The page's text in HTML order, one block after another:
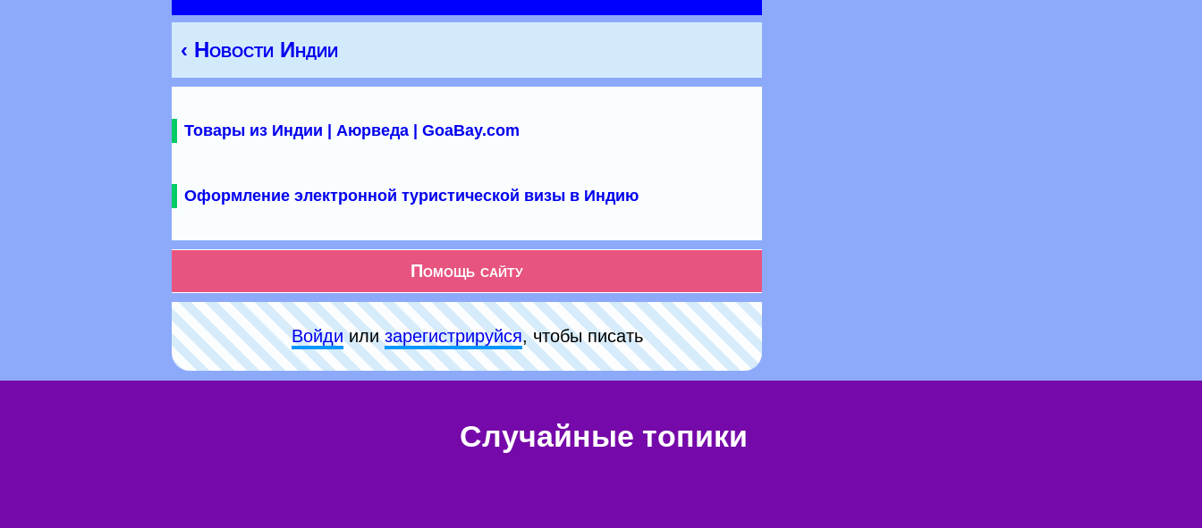
‹ Новости Индии
Товары из Индии | Аюрведа | GoaBay.com
Оформление электронной туристической визы в Индию
Помощь сайту
Войдиилизарeгиcтpируйся, чтобы писать
Случайные топики